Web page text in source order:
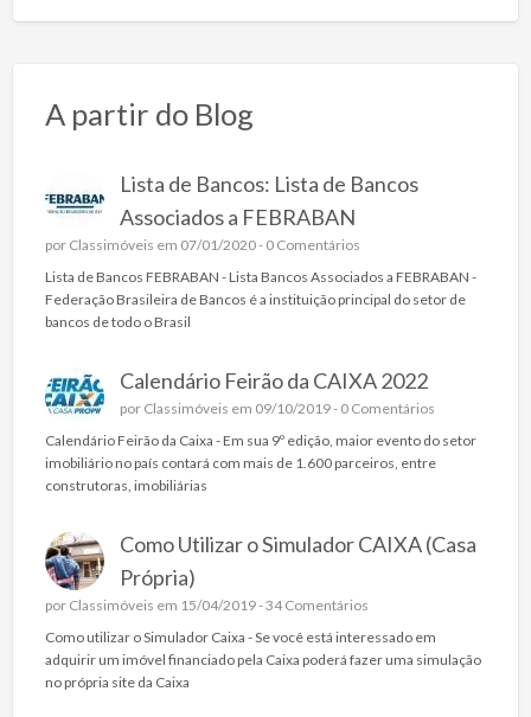
A partir do Blog
Lista de Bancos: Lista de Bancos
Associados a FEBRABAN
por Classimóveis em 07/01/2020 - 0 Comentários
Lista de Bancos FEBRABAN - Lista Bancos Associados a FEBRABAN -
Federação Brasileira de Bancos é a instituição principal do setor de
bancos de todo o Brasil
Calendário Feirão da CAIXA 2022
por Classimóveis em 09/10/2019 - 0 Comentários
Calendário Feirão da Caixa - Em sua 9º edição, maior evento do setor
imobiliário no país contará com mais de 1.600 parceiros, entre
construtoras, imobiliárias
Como Utilizar o Simulador CAIXA (Casa
Própria)
por Classimóveis em 15/04/2019 -34 Comentários
Como utilizar o Simulador Caixa - Se você está interessado em
adquirir um imóvel financiado pela Caixa poderá fazer uma simulação
no própria site da Caixa